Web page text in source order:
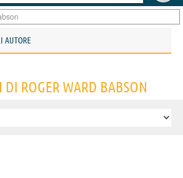
AUTORE
DI ROGER WARD BABSON